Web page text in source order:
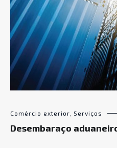
Comércio exterior Serviços
Desembaraço